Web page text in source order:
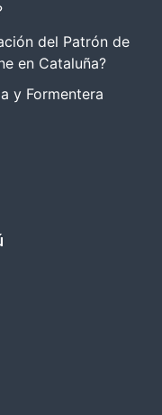
del Patrón de
en Cataluña?
y Formentera